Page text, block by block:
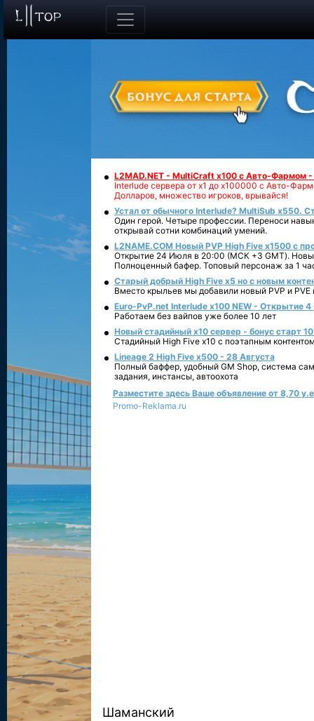
L2MAD.NET - MultiCraft x100 с Авто-Фармом
Interlude сервера от х1 до х100000 с Авто-
Долларов, множество игроков, врывайся!
Устал от обычного Interlude? MultiSub x550.
Один герой. Четыре профессии. Переноси
открывай сотни комбинаций умений.
L2NAME.COM Новый PVP High Five x1500 с
Открытие 24 Июля в 20:00 (МСК +3 GMT).
Полноценный бафер. Топовый персонаж за 1
Старый добрый High Five x5 но с новым
Вместо крыльев мы добавили новый PVP и PVE
Euro-PvP.net Interlude х100 NEW - Открытие 4
Работаем без вайпов уже более 10 лет
Новый стадийный х10 сервер - бонус старт
Стадийный High Five x10 с поэтапным
Lineage 2 High Five x500 - 28 Августа
Полный баффер, удобный GM Shop, система
задания, инстансы, автоохота
Разместите здесь Ваше объявление от 8,70
Promo-Reklama.ru
Шаманский